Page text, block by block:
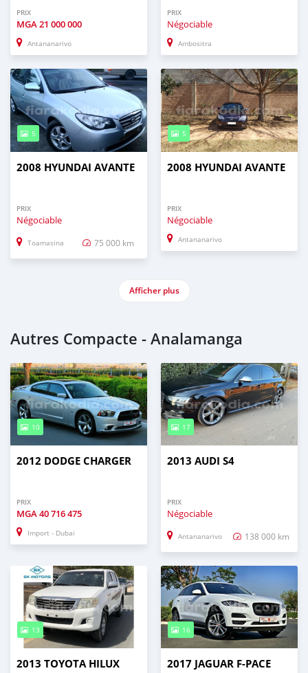
PRIX
MGA21 000 000
Antananarivo
PRIX
Négociable
Ambositra
5
2008 HYUNDAI AVANTE
PRIX
Négociable
Toamasina 75 000 km
5
2008 HYUNDAI AVANTE
PRIX
Négociable
Antananarivo
Afficher plus
Autres Compacte - Analamanga
10
2012 DODGE CHARGER
PRIX
MGA40 716 475
Import - Dubai
17
2013 AUDI S4
PRIX
Négociable
Antananarivo 138 000 km
13
2013 TOYOTA HILUX
16
2017 JAGUAR F-PACE